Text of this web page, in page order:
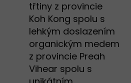
třtiny z provincie
Koh Kong spolu s
lehkým doslazením
organickým medem
z provincie Preah
Vihear spolu s